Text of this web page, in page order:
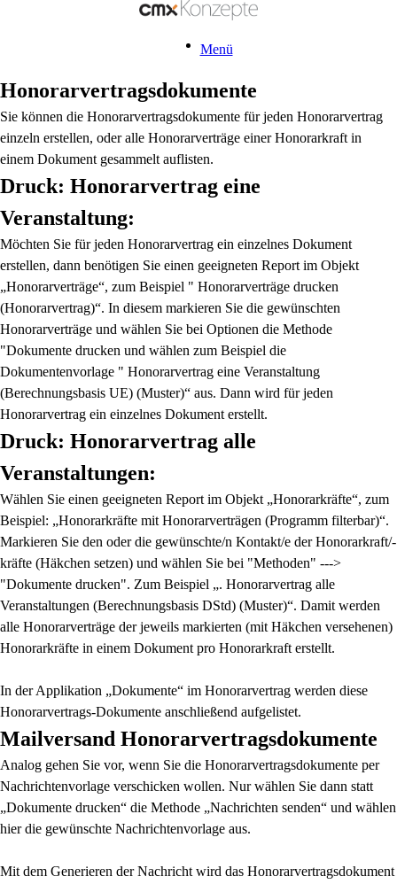
Menü
Honorarvertragsdokumente
Sie können die Honorarvertragsdokumente für jeden Honorarvertrag
einzeln erstellen, oder alle Honorarverträge einer Honorarkraft in
einem Dokument gesammelt auflisten.
Druck: Honorarvertrag eine
Veranstaltung:
Möchten Sie für jeden Honorarvertrag ein einzelnes Dokument
erstellen, dann benötigen Sie einen geeigneten Report im Objekt
„Honorarverträge“, zum Beispiel " Honorarverträge drucken
(Honorarvertrag)“. In diesem markieren Sie die gewünschten
Honorarverträge und wählen Sie bei Optionen die Methode
"Dokumente drucken und wählen zum Beispiel die
Dokumentenvorlage " Honorarvertrag eine Veranstaltung
(Berechnungsbasis UE) (Muster)“ aus. Dann wird für jeden
Honorarvertrag ein einzelnes Dokument erstellt.
Druck: Honorarvertrag alle
Veranstaltungen:
Wählen Sie einen geeigneten Report im Objekt „Honorarkräfte“, zum
Beispiel: „Honorarkräfte mit Honorarverträgen (Programm filterbar)“.
Markieren Sie den oder die gewünschte/n Kontakt/e der Honorarkraft/-
kräfte (Häkchen setzen) und wählen Sie bei "Methoden" --->
"Dokumente drucken". Zum Beispiel „. Honorarvertrag alle
Veranstaltungen (Berechnungsbasis DStd) (Muster)“. Damit werden
alle Honorarverträge der jeweils markierten (mit Häkchen versehenen)
Honorarkräfte in einem Dokument pro Honorarkraft erstellt.
In der Applikation „Dokumente“ im Honorarvertrag werden diese
Honorarvertrags-Dokumente anschließend aufgelistet.
Mailversand Honorarvertragsdokumente
Analog gehen Sie vor, wenn Sie die Honorarvertragsdokumente per
Nachrichtenvorlage verschicken wollen. Nur wählen Sie dann statt
„Dokumente drucken“ die Methode „Nachrichten senden“ und wählen
hier die gewünschte Nachrichtenvorlage aus.
Mit dem Generieren der Nachricht wird das Honorarvertragsdokument